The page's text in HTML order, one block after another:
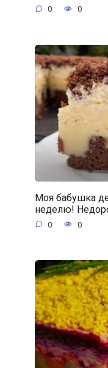
0 0
Моя бабушка
неделю!
0 0